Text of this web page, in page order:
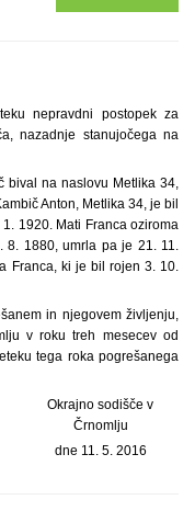
nepravdni postopek za
nazadnje stanujočega na
bival na naslovu Metlika 34,
Anton, Metlika 34, je bil
1920. Mati Franca oziroma
8. 1880, umrla pa je 21. 11.
Franca, ki je bil rojen 3. 10.
in njegovem življenju,
v roku treh mesecev od
tega roka pogrešanega
Okrajno sodišče v
Črnomlju
dne 11. 5. 2016